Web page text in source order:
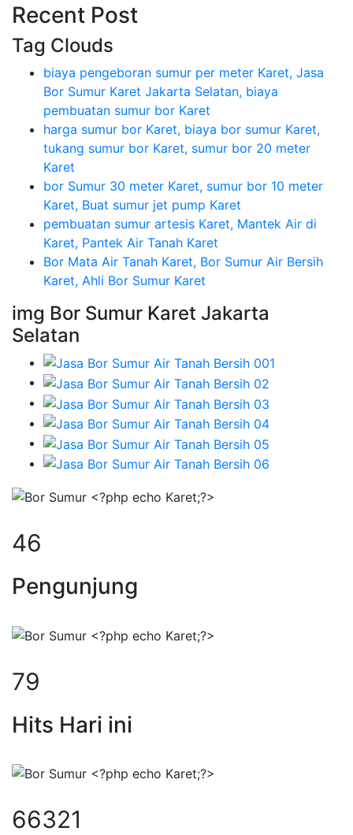
Recent Post
Tag Clouds
biaya pengeboran sumur per meter Karet, Jasa
Bor Sumur Karet Jakarta Selatan, biaya
pembuatan sumur bor Karet
harga sumur bor Karet, biaya bor sumur Karet,
tukang sumur bor Karet, sumur bor 20 meter
Karet
bor Sumur 30 meter Karet, sumur bor 10 meter
Karet, Buat sumur jet pump Karet
pembuatan sumur artesis Karet, Mantek Air di
Karet, Pantek Air Tanah Karet
Bor Mata Air Tanah Karet, Bor Sumur Air Bersih
Karet, Ahli Bor Sumur Karet
img Bor Sumur Karet Jakarta
Selatan
59
Pengunjung
100
Hits Hari ini
85081